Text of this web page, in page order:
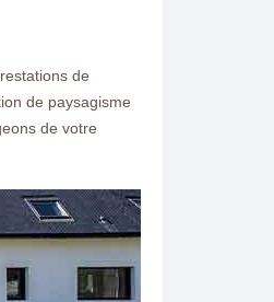
de
de paysagisme
de votre